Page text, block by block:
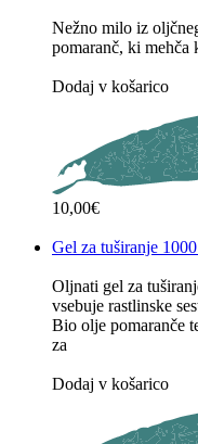
Nežno milo iz
pomaranč, ki
Dodaj v košarico
10,00€
Gel za tuširanje
Oljnati gel za
vsebuje rastlinske
Bio olje pomaranče
za
Dodaj v košarico